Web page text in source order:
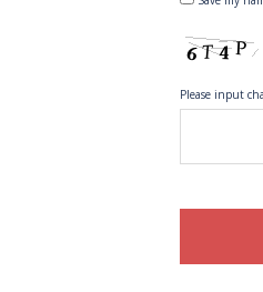
Please input